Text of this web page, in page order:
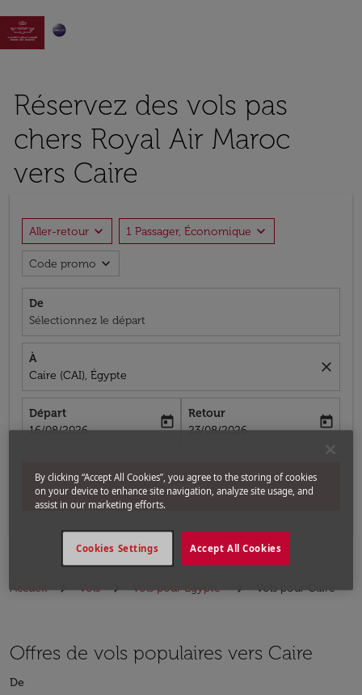

Réservez des vols pas
chers Royal Air Maroc
vers Caire
Aller-retour expand_more 1 Passager, Économique expand_more
Code promo expand_more
De
Sélectionnez le départ
À
Caire (CAI), Égypte
close
Départ
fc-booking-departure-date-aria-label
16/08/2026
today
Retour
fc-booking-return-date-aria-label
23/08/2026
today
Chercher
Accueil Vols Vols pour Égypte Vols pour Caire
Offres de vols populaires vers Caire
De
By clicking “Accept All Cookies”, you agree to the storing of cookies
on your device to enhance site navigation, analyze site usage, and
assist in our marketing efforts.
Accept All Cookies
Cookies Settings